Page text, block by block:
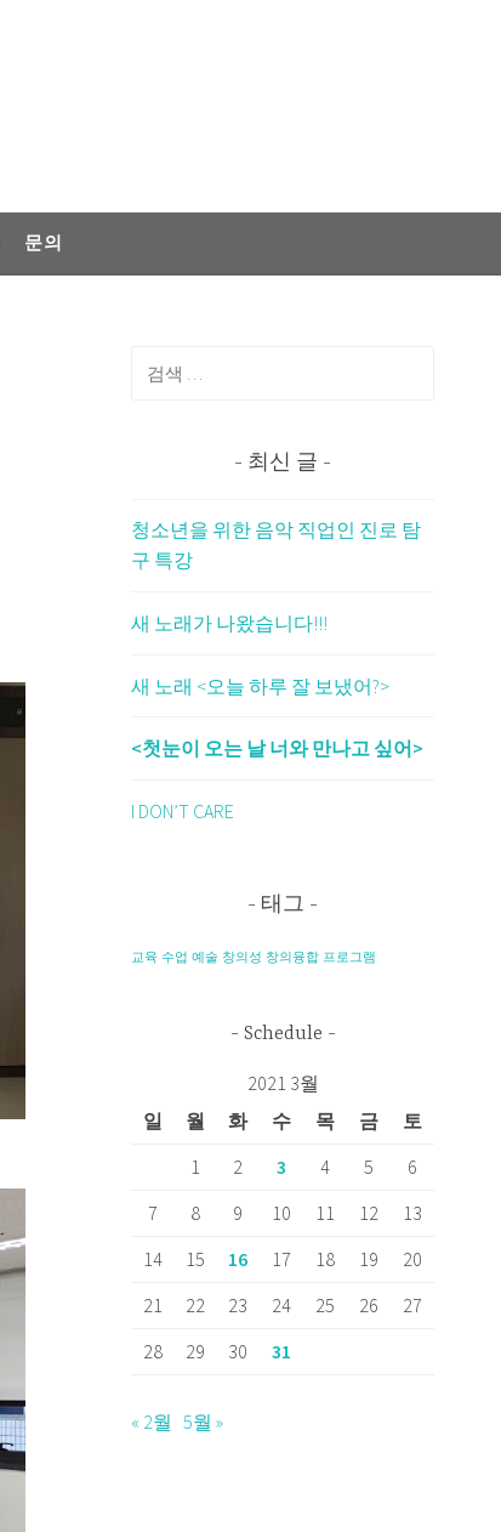
문의
색:
최신 글
청소년을 위한 음악 직업인 진로 탐
구 특강
새 노래가 나왔습니다!!!
새 노래 <오늘 하루 잘 보냈어?>
<첫눈이 오는 날 너와 만나고 싶어>
I DON’T CARE
태그
교육 수업 예술 창의성 창의융합 프로그램
Schedule
2021 3월
일
월 화 수 목 금
토
1
2 3 4 5
6
7
8 9 10 11 12
13
14
15 16 17 18 19
20
21
22 23 24 25 26
27
28
29 30 31
« 2월 5월 »